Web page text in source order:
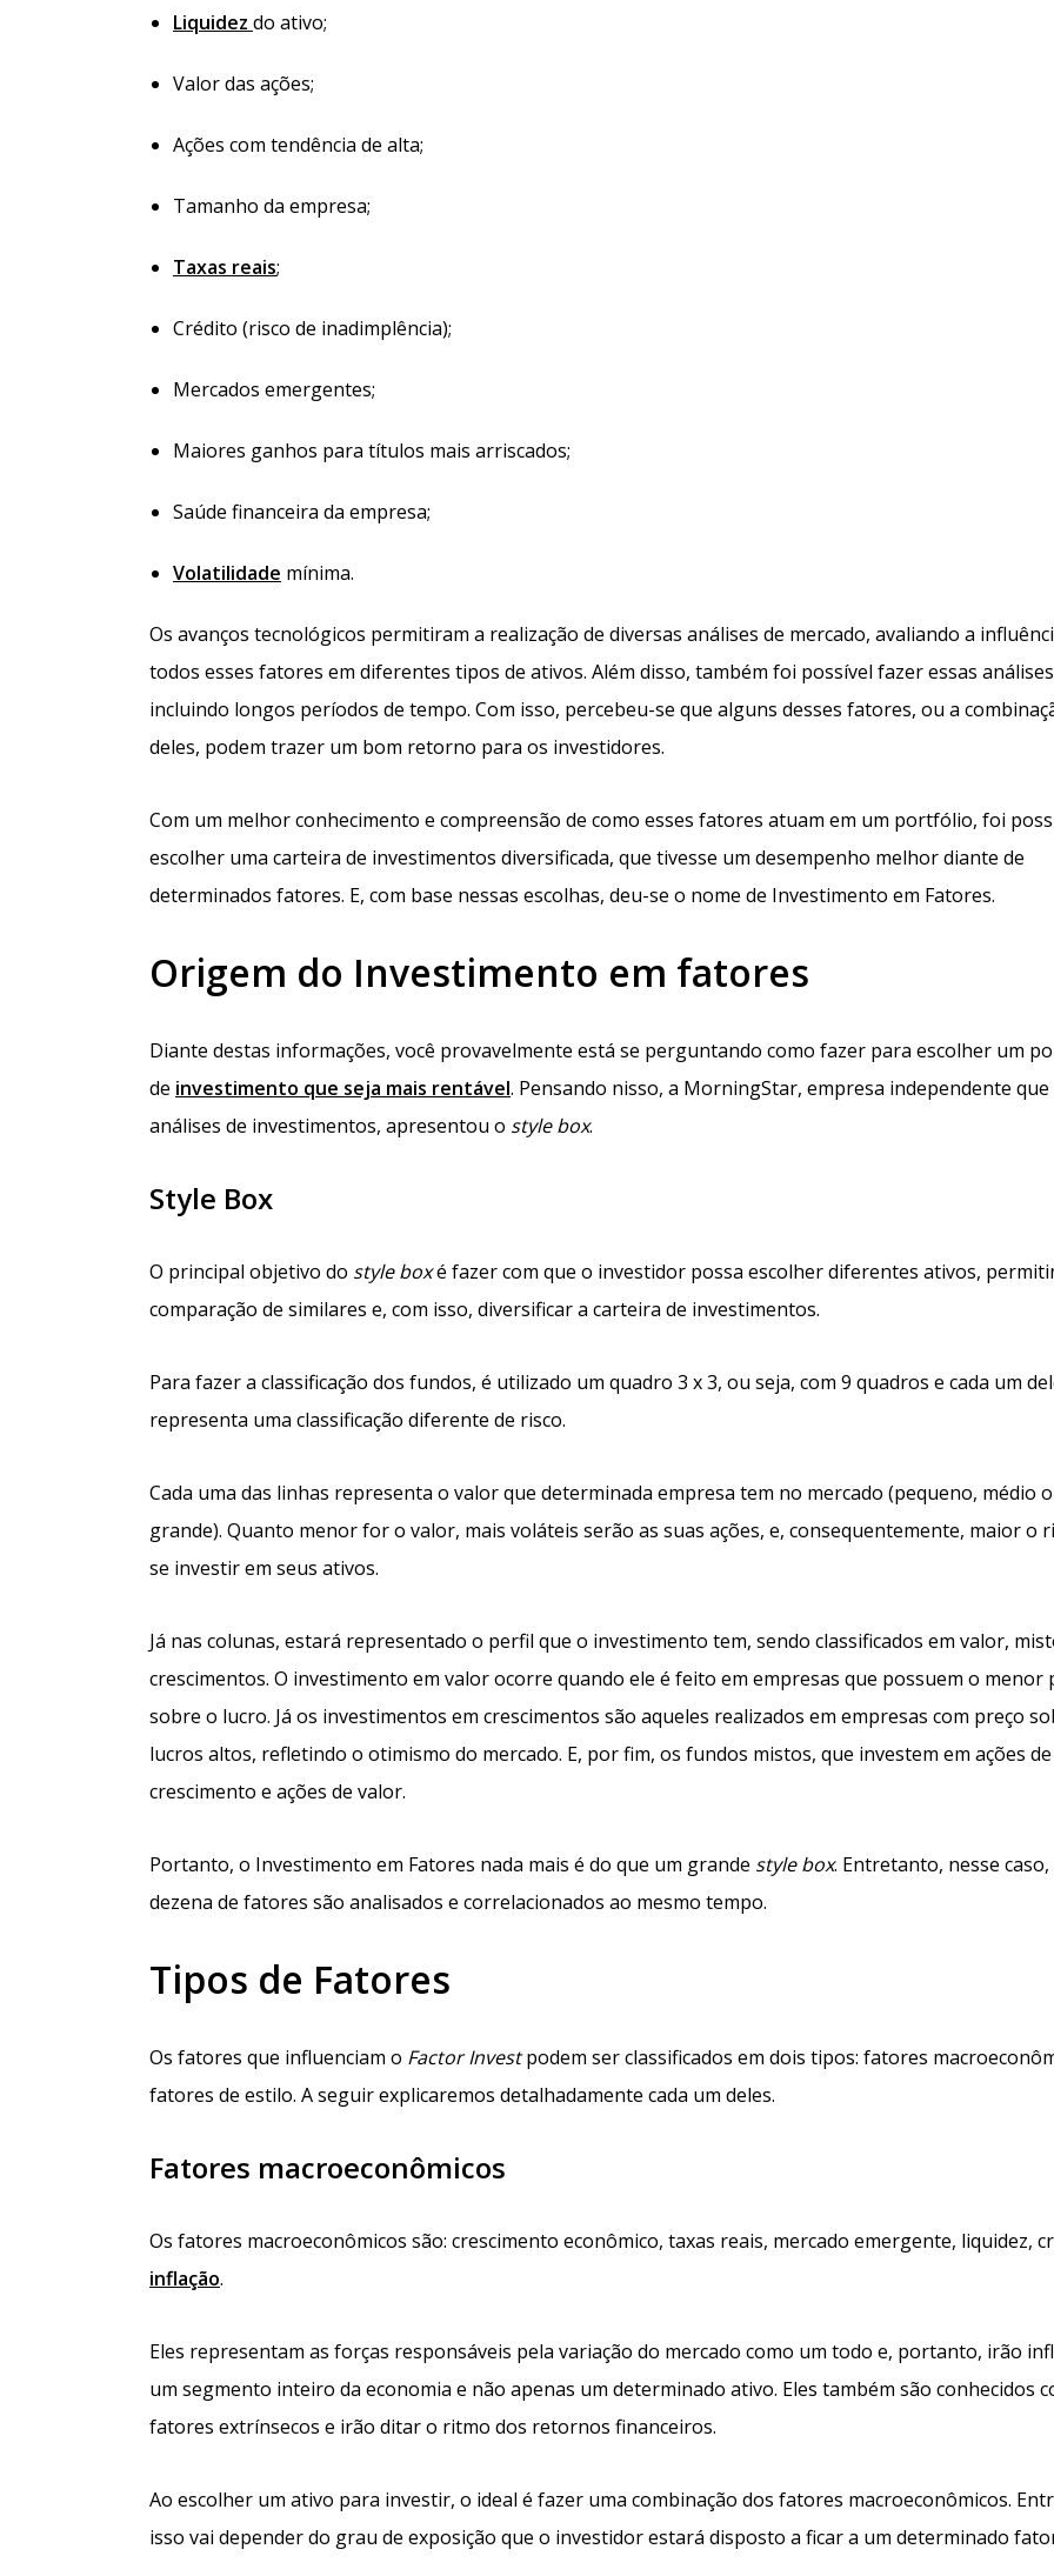
Liquidez do ativo;
Valor das ações;
Ações com tendência de alta;
Tamanho da empresa;
Taxas reais;
Crédito (risco de inadimplência);
Mercados emergentes;
Maiores ganhos para títulos mais arriscados;
Saúde financeira da empresa;
Volatilidade mínima.
Os avanços tecnológicos permitiram a realização de diversas análises de mercado, avaliando a
todos esses fatores em diferentes tipos de ativos. Além disso, também foi possível fazer essas análises
incluindo longos períodos de tempo. Com isso, percebeu-se que alguns desses fatores, ou a
deles, podem trazer um bom retorno para os investidores.
Com um melhor conhecimento e compreensão de como esses fatores atuam em um portfólio, foi
escolher uma carteira de investimentos diversificada, que tivesse um desempenho melhor diante de
determinados fatores. E, com base nessas escolhas, deu-se o nome de Investimento em Fatores.
Origem do Investimento em fatores
Diante destas informações, você provavelmente está se perguntando como fazer para escolher um
de investimento que seja mais rentável. Pensando nisso, a MorningStar, empresa independente que
análises de investimentos, apresentou o style box.
Style Box
O principal objetivo do style boxé fazer com que o investidor possa escolher diferentes ativos,
comparação de similares e, com isso, diversificar a carteira de investimentos.
Para fazer a classificação dos fundos, é utilizado um quadro 3 x 3, ou seja, com 9 quadros e cada um
representa uma classificação diferente de risco.
Cada uma das linhas representa o valor que determinada empresa tem no mercado (pequeno, médio
grande). Quanto menor for o valor, mais voláteis serão as suas ações, e, consequentemente, maior o
se investir em seus ativos.
Já nas colunas, estará representado o perfil que o investimento tem, sendo classificados em valor,
crescimentos. O investimento em valor ocorre quando ele é feito em empresas que possuem o menor
sobre o lucro. Já os investimentos em crescimentos são aqueles realizados em empresas com preço
lucros altos, refletindo o otimismo do mercado. E, por fim, os fundos mistos, que investem em ações de
crescimento e ações de valor.
Portanto, o Investimento em Fatores nada mais é do que um grande style box. Entretanto, nesse caso,
dezena de fatores são analisados e correlacionados ao mesmo tempo.
Tipos de Fatores
Os fatores que influenciam o Factor Investpodem ser classificados em dois tipos: fatores
fatores de estilo. A seguir explicaremos detalhadamente cada um deles.
Fatores macroeconômicos
Os fatores macroeconômicos são: crescimento econômico, taxas reais, mercado emergente, liquidez,
inflação.
Eles representam as forças responsáveis pela variação do mercado como um todo e, portanto, irão
um segmento inteiro da economia e não apenas um determinado ativo. Eles também são conhecidos
fatores extrínsecos e irão ditar o ritmo dos retornos financeiros.
Ao escolher um ativo para investir, o ideal é fazer uma combinação dos fatores macroeconômicos.
isso vai depender do grau de exposição que o investidor estará disposto a ficar a um determinado